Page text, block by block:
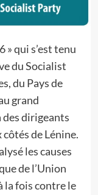
» qui s’est tenu
du Socialist
du Pays de
grand
dirigeants
de Lénine.
les causes
de l’Union
la fois contre le